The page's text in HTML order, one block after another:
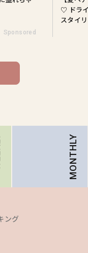
Sponsored
♡ ドラ
スタイ
MONTHLY
ング
ング
ング